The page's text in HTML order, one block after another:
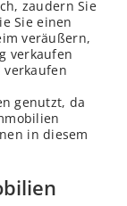
zaudern Sie
Sie einen
veräußern,
verkaufen
genutzt, da
in diesem